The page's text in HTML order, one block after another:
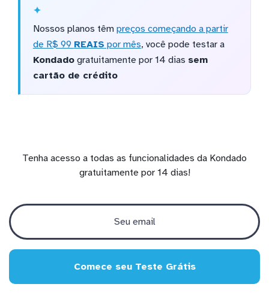
Nossos planos têm preços começando a partir
de R$ 99 REAIS por mês, você pode testar a
Kondadogratuitamente por 14 dias sem
cartão de crédito
Tenha acesso a todas as funcionalidades da Kondado
gratuitamente por 14 dias!
Comece seu Teste Grátis